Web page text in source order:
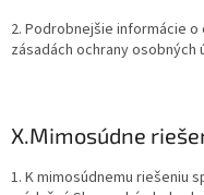
2. Podrobnejšie informácie
zásadách ochrany osobných
X.Mimosúdne
1. K mimosúdnemu riešeniu